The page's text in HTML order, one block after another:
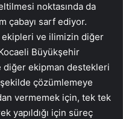
noktasında da
çabayı sarf ediyor.
ve ilimizin diğer
Büyükşehir
ekipman destekleri
şekilde çözümlemeye
vermemek için, tek tek
yapıldığı için süreç